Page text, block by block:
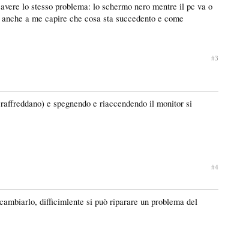
lo stesso problema: lo schermo nero mentre il pc va o
a me capire che cosa sta succedento e come
#3
e spegnendo e riaccendendo il monitor si
#4
difficimlente si può riparare un problema del